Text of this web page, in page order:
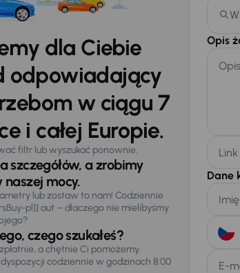
dla Ciebie
odpowiadający
w ciągu 7
i całej Europie.
filtr lub wyszukać ponownie.
szczegółów, a zrobimy
mocy.
lub zostaw to nam! Codziennie
pl]] aut – dlaczego nie mielibyśmy
czego szukałeś?
a chętnie Ci pomożemy.
codziennie w godzinach 8:00
Opis
Dane
E-